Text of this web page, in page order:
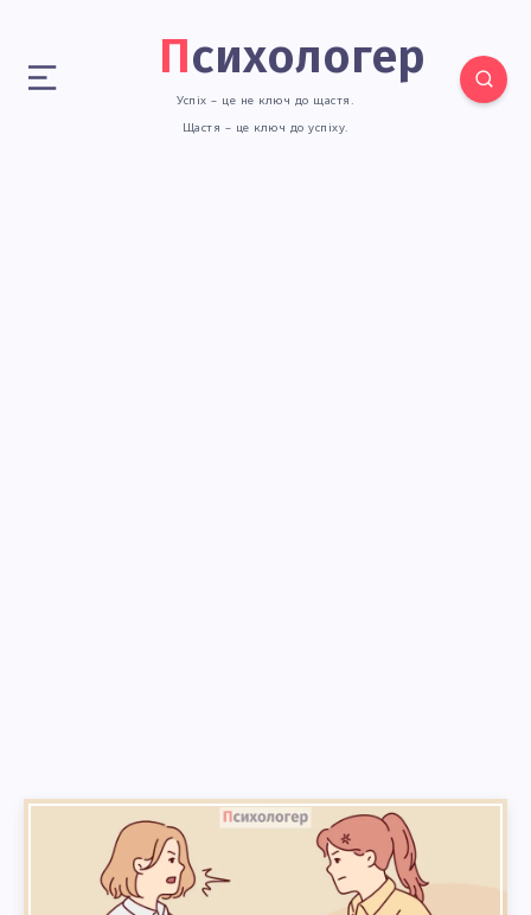
Психологер
Успіх – це не ключ до щастя.
Щастя – це ключ до успіху.